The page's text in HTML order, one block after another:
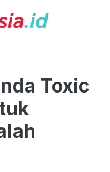
Toxic